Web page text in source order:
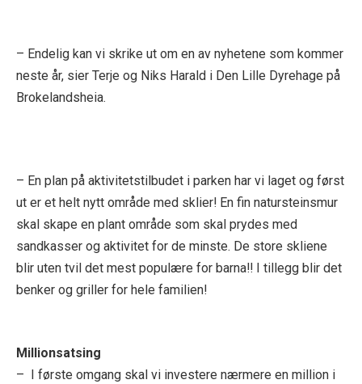
– Endelig kan vi skrike ut om en av nyhetene som kommer
neste år, sier Terje og Niks Harald i Den Lille Dyrehage på
Brokelandsheia.
– En plan på aktivitetstilbudet i parken har vi laget og først
ut er et helt nytt område med sklier! En fin natursteinsmur
skal skape en plant område som skal prydes med
sandkasser og aktivitet for de minste. De store skliene
blir uten tvil det mest populære for barna!! I tillegg blir det
benker og griller for hele familien!
Millionsatsing
– I første omgang skal vi investere nærmere en million i